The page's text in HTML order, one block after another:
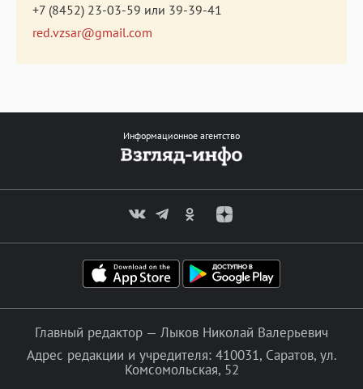
+7 (8452) 23-03-59 или 39-39-41
red.vzsar@gmail.com
Информационное агентство
Главный редактор — Лыков Николай Валерьевич
Адрес редакции и учредителя: 410031, Саратов, ул.
Комсомольская, 52